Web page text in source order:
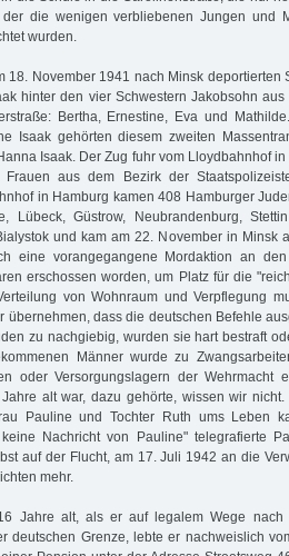
die wenigen verbliebenen Jungen und
wurden.
18. November 1941 nach Minsk deportierten
hinter den vier Schwestern Jakobsohn aus
Bertha, Ernestine, Eva und
Isaak gehörten diesem zweiten
Isaak. Der Zug fuhr vom Lloydbahnhof
aus dem Bezirk der
in Hamburg kamen 408 Hamburger
Lübeck, Güstrow, Neubrandenburg,
und kam am 22. November in Minsk
eine vorangegangene Mordaktion an
erschossen worden, um Platz für die
von Wohnraum und Verpflegung
übernehmen, dass die deutschen Befehle
zu nachgiebig, wurden sie hart bestraft
Männer wurde zu
oder Versorgungslagern der Wehrmacht
alt war, dazu gehörte, wissen wir
Pauline und Tochter Ruth ums Leben
Nachricht von Pauline" telegrafierte
auf der Flucht, am 17. Juli 1942 an die
mehr.
Jahre alt, als er auf legalem Wege nach
deutschen Grenze, lebte er nachweislich